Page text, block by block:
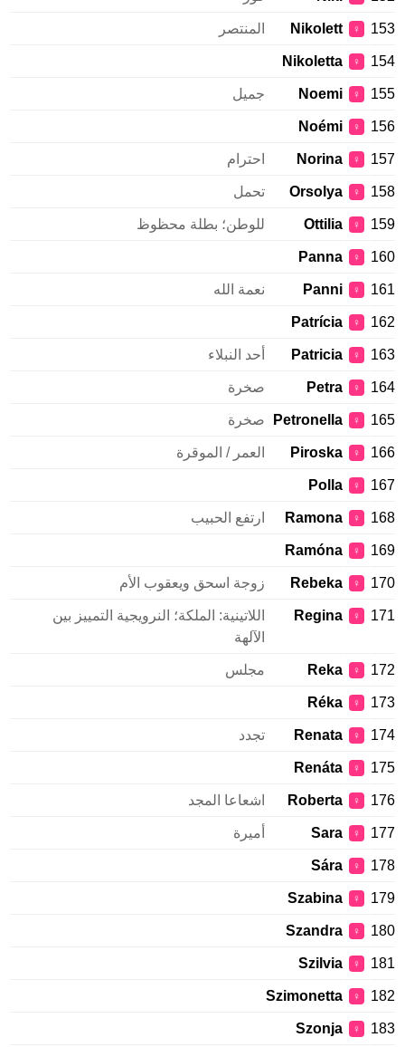
153
♀
Nikolett المنتصر
154
♀
Nikoletta
155
♀
Noemi جميل
156
♀
Noémi
157
♀
Norina احترام
158
♀
Orsolya تحمل
159
♀
Ottilia للوطن؛ بطلة محظوظ
160
♀
Panna
161
♀
Panni نعمة الله
162
♀
Patrícia
163
♀
Patricia أحد النبلاء
164
♀
Petra صخرة
165
♀
Petronella صخرة
166
♀
Piroska العمر / الموقرة
167
♀
Polla
168
♀
Ramona ارتفع الحبيب
169
♀
Ramóna
170
♀
Rebeka زوجة اسحق ويعقوب الأم
171
♀
Regina
اللاتينية: الملكة؛ النرويجية التمييز بين
الآلهة
172
♀
Reka مجلس
173
♀
Réka
174
♀
Renata تجدد
175
♀
Renáta
176
♀
Roberta اشعاعا المجد
177
♀
Sara أميرة
178
♀
Sára
179
♀
Szabina
180
♀
Szandra
181
♀
Szilvia
182
♀
Szimonetta
183
♀
Szonja